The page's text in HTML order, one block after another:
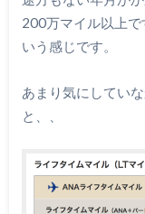
200万マイル以上
いう感じです。
あまり気にしてい
と、、